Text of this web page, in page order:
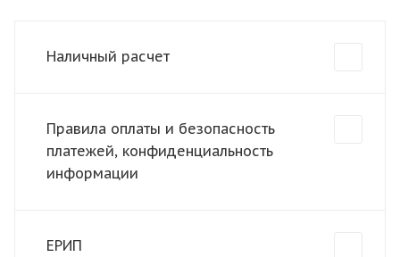
Наличный расчет
Правила оплаты и безопасность
платежей, конфиденциальность
информации
ЕРИП